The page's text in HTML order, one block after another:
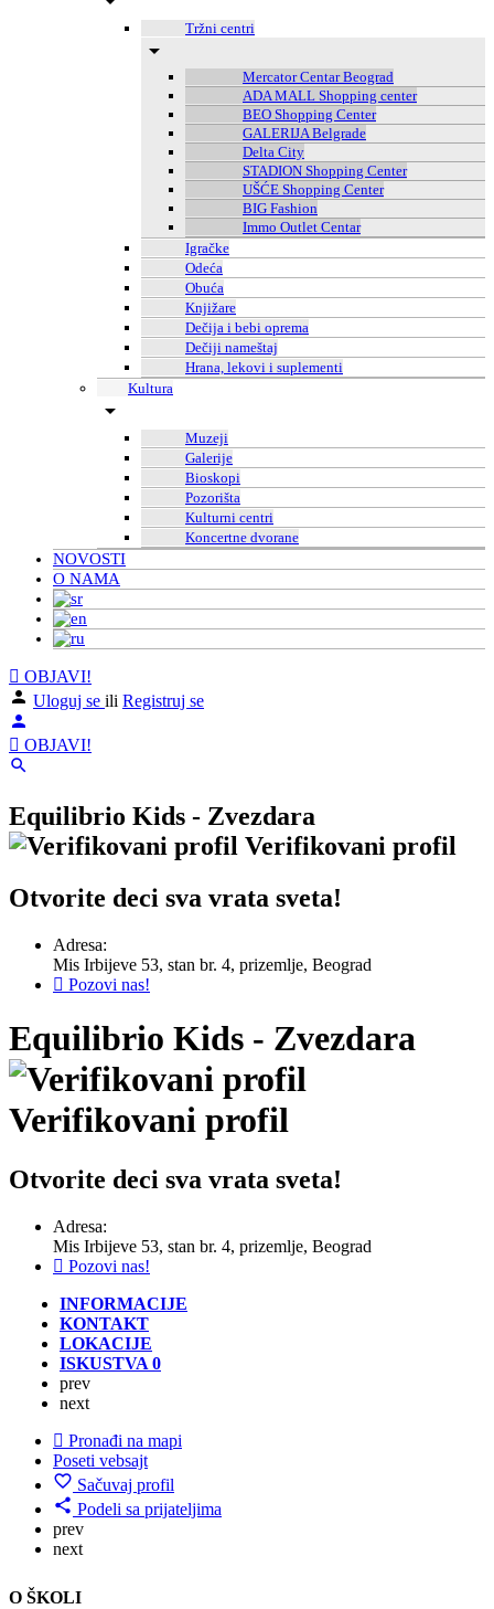
Tržni centri
Mercator Centar Beograd
ADA MALL Shopping center
BEO Shopping Center
GALERIJA Belgrade
Delta City
STADION Shopping Center
UŠĆE Shopping Center
BIG Fashion
Immo Outlet Centar
Igračke
Odeća
Obuća
Knjižare
Dečija i bebi oprema
Dečiji nameštaj
Hrana, lekovi i suplementi
Kultura
Muzeji
Galerije
Bioskopi
Pozorišta
Kulturni centri
Koncertne dvorane
NOVOSTI
O NAMA
OBJAVI!
Uloguj se ili Registruj se
OBJAVI!
Equilibrio Kids - Zvezdara
Verifikovani profil
Otvorite deci sva vrata sveta!
Adresa:
Mis Irbijeve 53, stan br. 4, prizemlje, Beograd
Pozovi nas!
Equilibrio Kids - Zvezdara
Verifikovani profil
Otvorite deci sva vrata sveta!
Adresa:
Mis Irbijeve 53, stan br. 4, prizemlje, Beograd
Pozovi nas!
INFORMACIJE
KONTAKT
LOKACIJE
ISKUSTVA 0
prev
next
Pronađi na mapi
Poseti vebsajt
Sačuvaj profil
Podeli sa prijateljima
prev
next
O ŠKOLI